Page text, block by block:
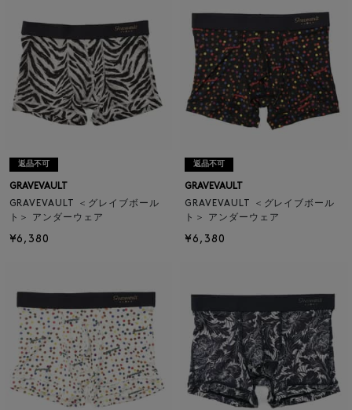
返品不可
GRAVEVAULT
GRAVEVAULT ＜グレイブボール
ト＞ アンダーウェア
¥6,380
返品不可
GRAVEVAULT
GRAVEVAULT ＜グレイブボール
ト＞ アンダーウェア
¥6,380